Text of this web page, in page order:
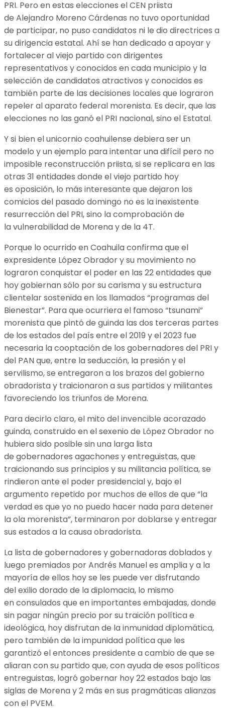
PRI. Pero en estas elecciones el CEN priista
de Alejandro Moreno Cárdenas no tuvo oportunidad
de participar, no puso candidatos ni le dio directrices a
su dirigencia estatal. Ahí se han dedicado a apoyar y
fortalecer al viejo partido con dirigentes
representativos y conocidos en cada municipio y la
selección de candidatos atractivos y conocidos es
también parte de las decisiones locales que lograron
repeler al aparato federal morenista. Es decir, que las
elecciones no las ganó el PRI nacional, sino el Estatal.
Y si bien el unicornio coahuilense debiera ser un
modelo y un ejemplo para intentar una difícil pero no
imposible reconstrucción priista, si se replicara en las
otras 31 entidades donde el viejo partido hoy
es oposición, lo más interesante que dejaron los
comicios del pasado domingo no es la inexistente
resurrección del PRI, sino la comprobación de
la vulnerabilidad de Morena y de la 4T.
Porque lo ocurrido en Coahuila confirma que el
expresidente López Obrador y su movimiento no
lograron conquistar el poder en las 22 entidades que
hoy gobiernan sólo por su carisma y su estructura
clientelar sostenida en los llamados “programas del
Bienestar”. Para que ocurriera el famoso “tsunami”
morenista que pintó de guinda las dos terceras partes
de los estados del país entre el 2019 y el 2023 fue
necesaria la cooptación de los gobernadores del PRI y
del PAN que, entre la seducción, la presión y el
servilismo, se entregaron a los brazos del gobierno
obradorista y traicionaron a sus partidos y militantes
favoreciendo los triunfos de Morena.
Para decirlo claro, el mito del invencible acorazado
guinda, construido en el sexenio de López Obrador no
hubiera sido posible sin una larga lista
de gobernadores agachones y entreguistas, que
traicionando sus principios y su militancia política, se
rindieron ante el poder presidencial y, bajo el
argumento repetido por muchos de ellos de que “la
verdad es que yo no puedo hacer nada para detener
la ola morenista”, terminaron por doblarse y entregar
sus estados a la causa obradorista.
La lista de gobernadores y gobernadoras doblados y
luego premiados por Andrés Manuel es amplia y a la
mayoría de ellos hoy se les puede ver disfrutando
del exilio dorado de la diplomacia, lo mismo
en consulados que en importantes embajadas, donde
sin pagar ningún precio por su traición política e
ideológica, hoy disfrutan de la inmunidad diplomática,
pero también de la impunidad política que les
garantizó el entonces presidente a cambio de que se
aliaran con su partido que, con ayuda de esos políticos
entreguistas, logró gobernar hoy 22 estados bajo las
siglas de Morena y 2 más en sus pragmáticas alianzas
con el PVEM.